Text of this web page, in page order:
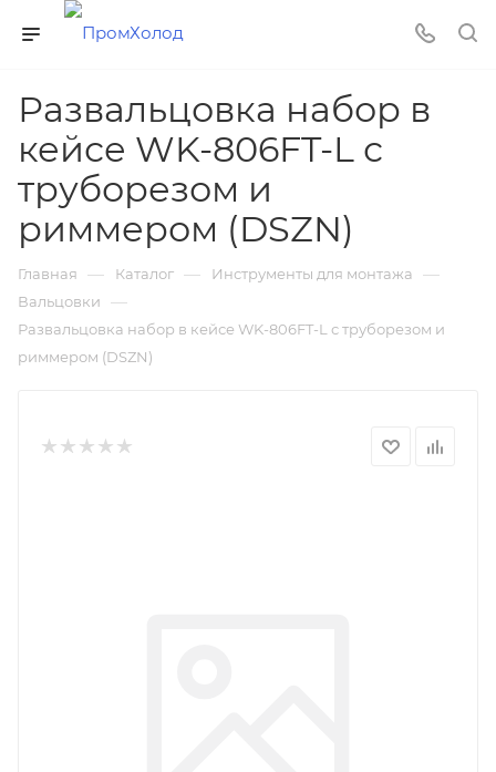
Развальцовка набор в
кейсе WK-806FT-L с
труборезом и
риммером (DSZN)
Главная — Каталог — Инструменты для монтажа —
Вальцовки —
Развальцовка набор в кейсе WK-806FT-L с труборезом и
риммером (DSZN)